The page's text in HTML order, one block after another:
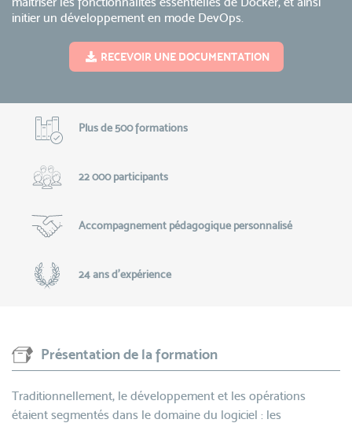
initier un développement en mode DevOps.
RECEVOIR UNE DOCUMENTATION
Plus de 500 formations
22 000 participants
Accompagnement pédagogique personnalisé
24 ans d'expérience
Présentation de la formation
Traditionnellement, le développement et les opérations
étaient segmentés dans le domaine du logiciel : les